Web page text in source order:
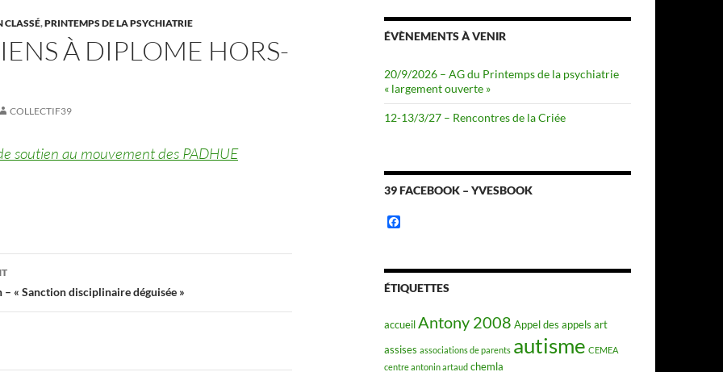
CLASSÉ,PRINTEMPS DE LA PSYCHIATRIE
À DIPLOME HORS-
COLLECTIF39
soutien au mouvement des PADHUE
– « Sanction disciplinaire déguisée »
ÉVÈNEMENTS À VENIR
20/9/2026 – AG du Printemps de la psychiatrie
« largement ouverte »
12-13/3/27 – Rencontres de la Criée
39 FACEBOOK – YVESBOOK
b
o
ÉTIQUETTES
accueilAntony 2008 Appel des appels art
assises associations de parents autisme CEMEA
centre antonin artaud chemla